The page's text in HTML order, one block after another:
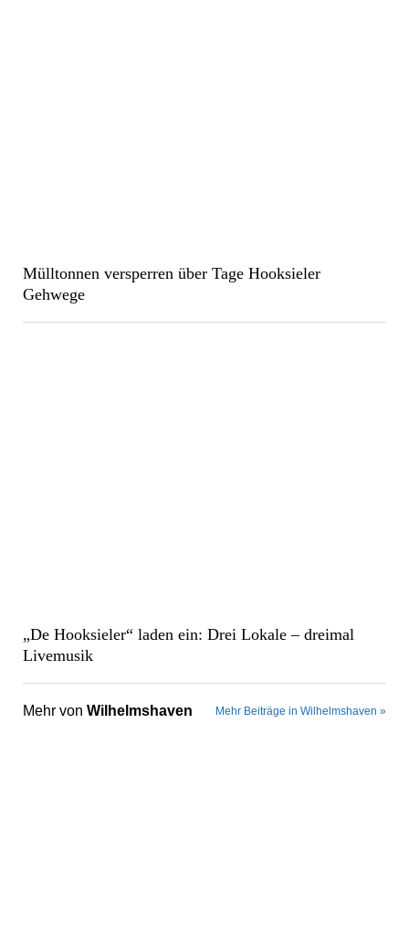
Mülltonnen versperren über Tage Hooksieler
Gehwege
„De Hooksieler“ laden ein: Drei Lokale – dreimal
Livemusik
Mehr von Wilhelmshaven Mehr Beiträge in Wilhelmshaven »